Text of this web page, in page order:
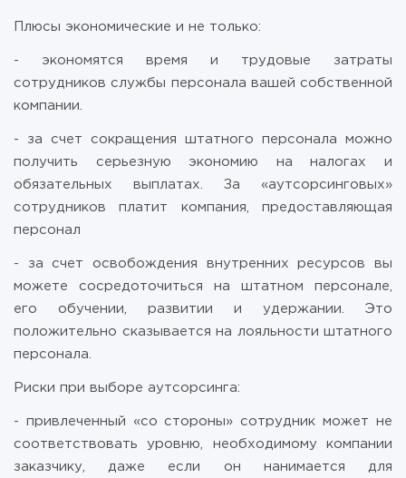
Плюсы экономические и не только:
- экономятся время и трудовые затраты
сотрудников службы персонала вашей собственной
компании.
- за счет сокращения штатного персонала можно
получить серьезную экономию на налогах и
обязательных выплатах. За «аутсорсинговых»
сотрудников платит компания, предоставляющая
персонал
- за счет освобождения внутренних ресурсов вы
можете сосредоточиться на штатном персонале,
его обучении, развитии и удержании. Это
положительно сказывается на лояльности штатного
персонала.
Риски при выборе аутсорсинга:
- привлеченный «со стороны» сотрудник может не
соответствовать уровню, необходимому компании
заказчику, даже если он нанимается для